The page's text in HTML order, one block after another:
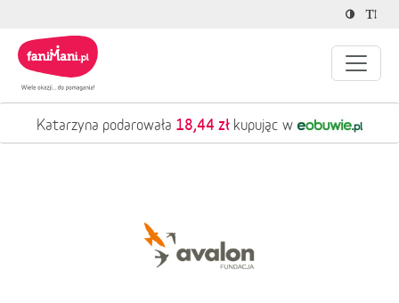
Katarzyna podarowała 18,44 złkupując w